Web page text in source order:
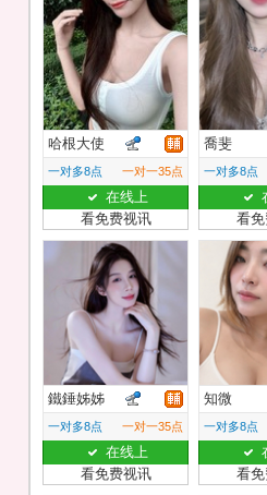
哈根大使
一对多8点 一对一35点
在线上
看免费视讯
喬斐
一对多8点
看
鐵錘姊姊
一对多8点 一对一35点
在线上
看免费视讯
知微
一对多8点
看